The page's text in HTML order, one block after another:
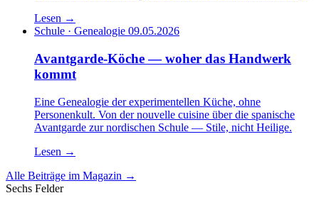
Lesen →
Schule · Genealogie 09.05.2026
Avantgarde-Köche — woher das Handwerk
kommt
Eine Genealogie der experimentellen Küche, ohne
Personenkult. Von der nouvelle cuisine über die spanische
Avantgarde zur nordischen Schule — Stile, nicht Heilige.
Lesen →
Alle Beiträge im Magazin →
Sechs Felder